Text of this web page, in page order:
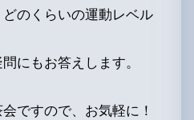
のくらいの運動レベル
にもお答えします。
ですので、お気軽に！